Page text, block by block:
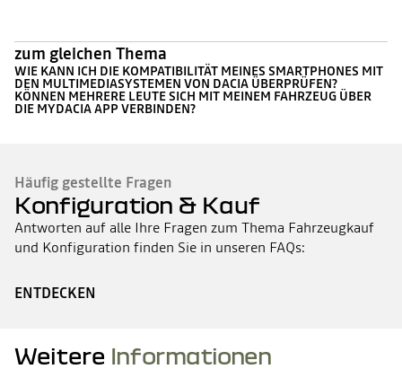
zum gleichen Thema
WIE KANN ICH DIE KOMPATIBILITÄT MEINES SMARTPHONES MIT
DEN MULTIMEDIASYSTEMEN VON DACIA ÜBERPRÜFEN?
KÖNNEN MEHRERE LEUTE SICH MIT MEINEM FAHRZEUG ÜBER
DIE MYDACIA APP VERBINDEN?
Häufig gestellte Fragen
Konfiguration & Kauf
Antworten auf alle Ihre Fragen zum Thema Fahrzeugkauf
und Konfiguration finden Sie in unseren FAQs:
ENTDECKEN
Weitere Informationen